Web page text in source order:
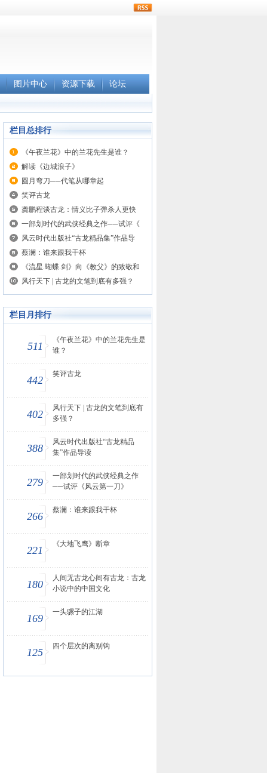
图片中心 资源下载 论坛
栏目总排行
《午夜兰花》中的兰花先生是谁？
解读《边城浪子》
圆月弯刀──代笔从哪章起
笑评古龙
龚鹏程谈古龙：情义比子弹杀人更快
一部划时代的武侠经典之作──试评《
风云时代出版社“古龙精品集”作品导
蔡澜：谁来跟我干杯
《流星.蝴蝶.剑》向《教父》的致敬和
风行天下 | 古龙的文笔到底有多强？
栏目月排行
511
《午夜兰花》中的兰花先生是
谁？
442
笑评古龙
402
风行天下 | 古龙的文笔到底有
多强？
388
风云时代出版社“古龙精品
集”作品导读
279
一部划时代的武侠经典之作
──试评《风云第一刀》
266
蔡澜：谁来跟我干杯
221
《大地飞鹰》断章
180
人间无古龙心间有古龙：古龙
小说中的中国文化
169
一头骡子的江湖
125
四个层次的离别钩